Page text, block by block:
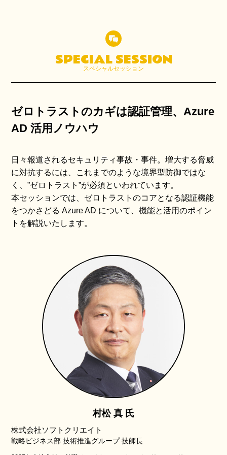
SPECIAL SESSION
スペシャルセッション
ゼロトラストのカギは認証管理、Azure
AD 活用ノウハウ
日々報道されるセキュリティ事故・事件。増大する脅威
に対抗するには、これまでのような境界型防御ではな
く、”ゼロトラスト”が必須といわれています。
本セッションでは、ゼロトラストのコアとなる認証機能
をつかさどる Azure AD について、機能と活用のポイン
トを解説いたします。
村松 真 氏
株式会社ソフトクリエイト
戦略ビジネス部 技術推進グループ 技師長